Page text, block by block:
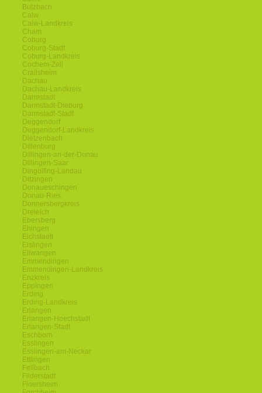
Butzbach
Calw
Calw-Landkreis
Cham
Coburg
Coburg-Stadt
Coburg-Landkreis
Cochem-Zell
Crailsheim
Dachau
Dachau-Landkreis
Darmstadt
Darmstadt-Dieburg
Darmstadt-Stadt
Deggendorf
Deggendorf-Landkreis
Dietzenbach
Dillenburg
Dillingen-an-der-Donau
Dillingen-Saar
Dingolfing-Landau
Ditzingen
Donaueschingen
Donau-Ries
Donnersbergkreis
Dreieich
Ebersberg
Ehingen
Eichstaett
Eislingen
Ellwangen
Emmendingen
Emmendingen-Landkreis
Enzkreis
Eppingen
Erding
Erding-Landkreis
Erlangen
Erlangen-Hoechstadt
Erlangen-Stadt
Eschborn
Esslingen
Esslingen-am-Neckar
Ettlingen
Fellbach
Filderstadt
Floersheim